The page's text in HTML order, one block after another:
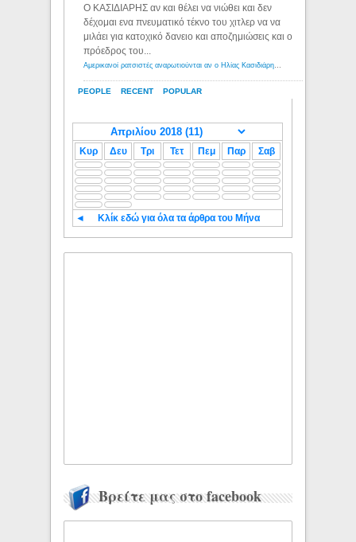
PEOPLE RECENT POPULAR
Ο ΚΑΣΙΔΙΑΡΗΣ αν και θέλει να νιώθει και δεν
δέχομαι ενα πνευματικό τέκνο του χιτλερ να να
μιλάει για κατοχικό δανειο και αποζημιώσεις και ο
πρόεδρος του...
Κυρ Δευ Τρι Τετ Πεμ Παρ Σαβ
◄ Κλίκ εδώ για όλα τα άρθρα του Μήνα
Βρείτε μας στο facebook